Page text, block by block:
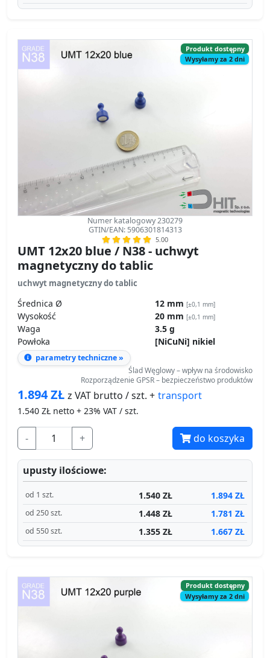
Produkt dostępny
Wysyłamy za 2 dni
Numer katalogowy 230279
GTIN/EAN: 5906301814313
5.00
UMT 12x20 blue / N38 - uchwyt
magnetyczny do tablic
uchwyt magnetyczny do tablic
Średnica Ø 12 mm [±0,1 mm]
Wysokość 20 mm [±0,1 mm]
Waga
3.5 g
Powłoka
[NiCuNi] nikiel
parametry techniczne »
Ślad Węglowy – wpływ na środowisko
Rozporządzenie GPSR – bezpieczeństwo produktów
1.894ZŁ z VAT brutto / szt. + transport
1.540 ZŁ netto + 23% VAT / szt.
- + do koszyka
upusty ilościowe:
od 1 szt. 1.540 ZŁ 1.894 ZŁ
od 250 szt. 1.448 ZŁ 1.781 ZŁ
od 550 szt. 1.355 ZŁ 1.667 ZŁ
Produkt dostępny
Wysyłamy za 2 dni